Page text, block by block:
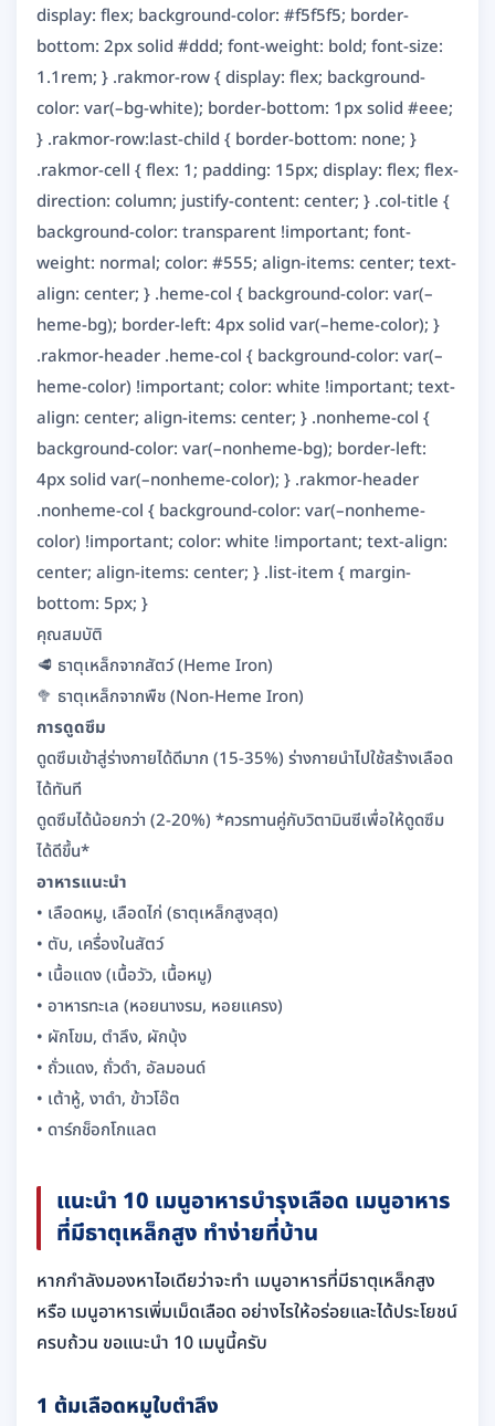
display: flex; background-color: #f5f5f5; border-
bottom: 2px solid #ddd; font-weight: bold; font-size:
1.1rem; } .rakmor-row { display: flex; background-
color: var(–bg-white); border-bottom: 1px solid #eee;
} .rakmor-row:last-child { border-bottom: none; }
.rakmor-cell { flex: 1; padding: 15px; display: flex; flex-
direction: column; justify-content: center; } .col-title {
background-color: transparent !important; font-
weight: normal; color: #555; align-items: center; text-
align: center; } .heme-col { background-color: var(–
heme-bg); border-left: 4px solid var(–heme-color); }
.rakmor-header .heme-col { background-color: var(–
heme-color) !important; color: white !important; text-
align: center; align-items: center; } .nonheme-col {
background-color: var(–nonheme-bg); border-left:
4px solid var(–nonheme-color); } .rakmor-header
.nonheme-col { background-color: var(–nonheme-
color) !important; color: white !important; text-align:
center; align-items: center; } .list-item { margin-
bottom: 5px; }
คุณสมบัติ
🥩 ธาตุเหล็กจากสัตว์ (Heme Iron)
🥦 ธาตุเหล็กจากพืช (Non-Heme Iron)
การดูดซึม
ดูดซึมเข้าสู่ร่างกายได้ดีมาก (15-35%) ร่างกายนำไปใช้สร้างเลือด
ได้ทันที
ดูดซึมได้น้อยกว่า (2-20%) *ควรทานคู่กับวิตามินซีเพื่อให้ดูดซึม
ได้ดีขึ้น*
อาหารแนะนำ
• เลือดหมู, เลือดไก่ (ธาตุเหล็กสูงสุด)
• ตับ, เครื่องในสัตว์
• เนื้อแดง (เนื้อวัว, เนื้อหมู)
• อาหารทะเล (หอยนางรม, หอยแครง)
• ผักโขม, ตำลึง, ผักบุ้ง
• ถั่วแดง, ถั่วดำ, อัลมอนด์
• เต้าหู้, งาดำ, ข้าวโอ๊ต
• ดาร์กช็อกโกแลต
แนะนำ 10 เมนูอาหารบำรุงเลือด เมนูอาหาร
ที่มีธาตุเหล็กสูง ทำง่ายที่บ้าน
หากกำลังมองหาไอเดียว่าจะทำ เมนูอาหารที่มีธาตุเหล็กสูง
หรือ เมนูอาหารเพิ่มเม็ดเลือด อย่างไรให้อร่อยและได้ประโยชน์
ครบถ้วน ขอแนะนำ 10 เมนูนี้ครับ
1 ต้มเลือดหมูใบตำลึง